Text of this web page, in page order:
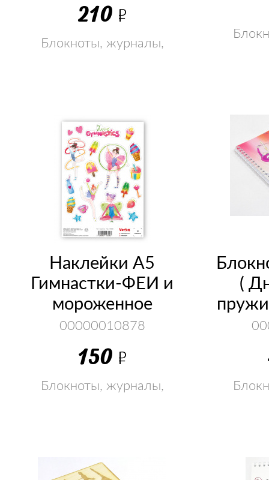
210 Р
Блокноты, журналы,
Наклейки А5
Гимнастки-ФЕИ и
мороженное
00000010878
150 Р
Блокноты, журналы,
(